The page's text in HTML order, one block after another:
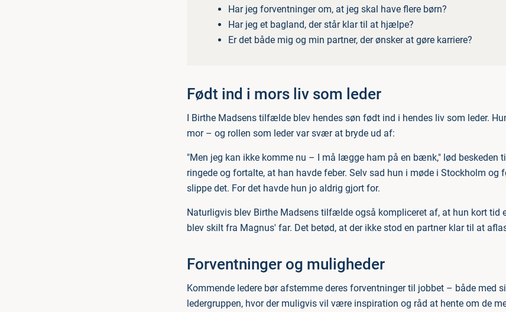
Har jeg forventninger om, at jeg skal have flere børn?
Har jeg et bagland, der står klar til at hjælpe?
Er det både mig og min partner, der ønsker at gøre karriere?
Født ind i mors liv som leder
I Birthe Madsens tilfælde blev hendes søn født ind i hendes liv som leder.
mor – og rollen som leder var svær at bryde ud af:
"Men jeg kan ikke komme nu – I må lægge ham på en bænk," lød beskeden
ringede og fortalte, at han havde feber. Selv sad hun i møde i Stockholm og
slippe det. For det havde hun jo aldrig gjort for.
Naturligvis blev Birthe Madsens tilfælde også kompliceret af, at hun kort tid
blev skilt fra Magnus' far. Det betød, at der ikke stod en partner klar til at
Forventninger og muligheder
Kommende ledere bør afstemme deres forventninger til jobbet – både med
ledergruppen, hvor der muligvis vil være inspiration og råd at hente om de